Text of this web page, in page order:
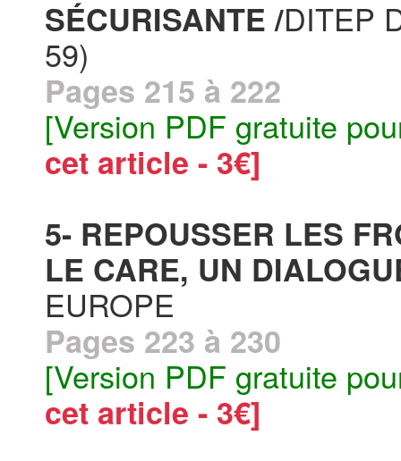
SÉCURISANTE /DITEP
59)
Pages 215 à 222
[Version PDF gratuite
cet article - 3€]
5- REPOUSSER LES
LE CARE, UN
EUROPE
Pages 223 à 230
[Version PDF gratuite
cet article - 3€]